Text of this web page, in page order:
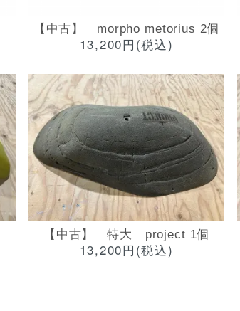
【中古】 morpho metorius 2個
13,200円(税込)
【中古】 特大 project 1個
13,200円(税込)